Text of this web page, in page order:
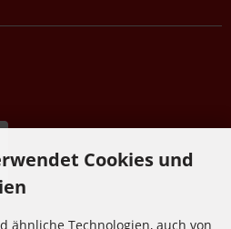
Cookies und
ähnliche Technologien, auch von